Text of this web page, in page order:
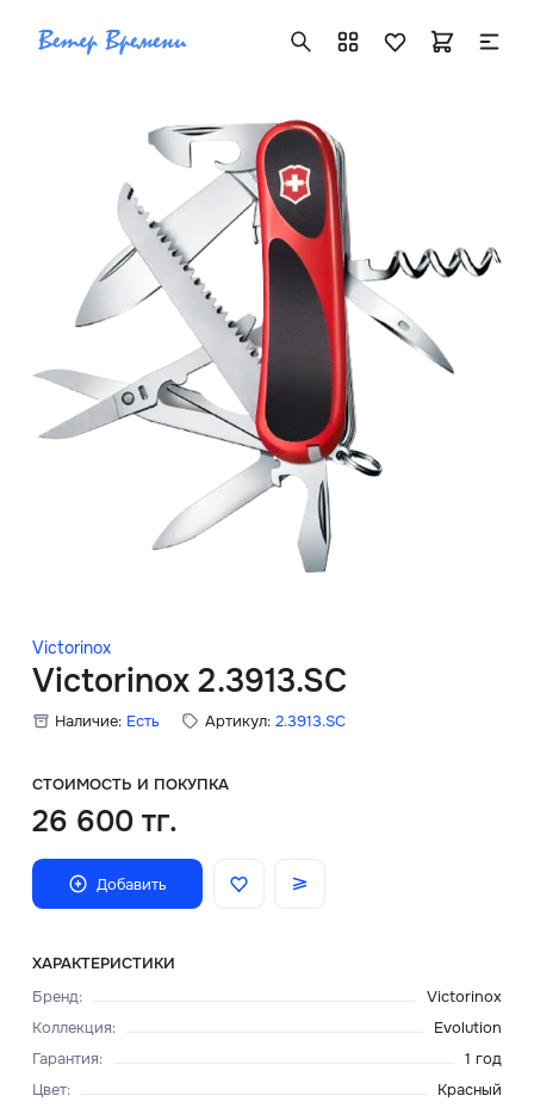
Victorinox
Victorinox 2.3913.SC
Наличие: Есть Артикул: 2.3913.SC
СТОИМОСТЬ И ПОКУПКА
26 600 тг.
Добавить
ХАРАКТЕРИСТИКИ
Бренд:
Victorinox
Коллекция:
Evolution
Гарантия:
1 год
Цвет:
Красный
+7 ( 705 ) 181-42-50
info@vetervremeni.kz
Авторизация
Каталог
Мужские часы
Женские часы
Главная
О нас